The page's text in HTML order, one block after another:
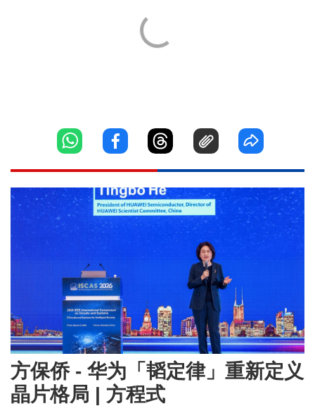
方保侨 - 华为「韬定律」重新定义
晶片格局 | 方程式